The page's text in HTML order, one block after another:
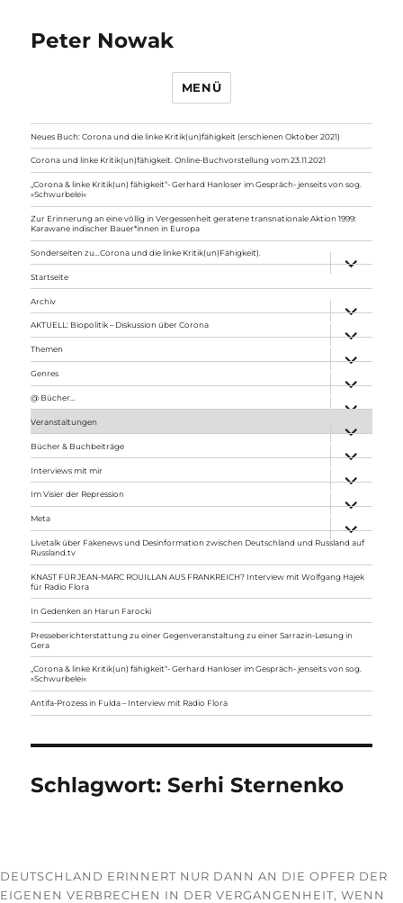
Peter Nowak
MENÜ
Neues Buch: Corona und die linke Kritik(un)fähigkeit (erschienen Oktober 2021)
Corona und linke Kritik(un)fähigkeit. Online-Buchvorstellung vom 23.11.2021
„Corona & linke Kritik(un) fähigkeit“- Gerhard Hanloser im Gespräch- jenseits von sog.
»Schwurbelei«
Zur Erinnerung an eine völlig in Vergessenheit geratene transnationale Aktion 1999:
Karawane indischer Bauer*innen in Europa
Sonderseiten zu…Corona und die linke Kritik(un)Fähigkeit).
anzeigen
Startseite
Archiv
anzeigen
AKTUELL: Biopolitik – Diskussion über Corona
anzeigen
Themen
anzeigen
Genres
anzeigen
@ Bücher…
Veranstaltungen
anzeigen
Bücher & Buchbeiträge
anzeigen
Interviews mit mir
anzeigen
Im Visier der Repression
anzeigen
Meta
anzeigen
Livetalk über Fakenews und Desinformation zwischen Deutschland und Russland auf
Russland.tv
KNAST FÜR JEAN-MARC ROUILLAN AUS FRANKREICH? Interview mit Wolfgang Hajek
für Radio Flora
In Gedenken an Harun Farocki
Presseberichterstattung zu einer Gegenveranstaltung zu einer Sarrazin-Lesung in
Gera
„Corona & linke Kritik(un) fähigkeit“- Gerhard Hanloser im Gespräch- jenseits von sog.
»Schwurbelei«
Antifa-Prozess in Fulda – Interview mit Radio Flora
Schlagwort:Serhi Sternenko
DEUTSCHLAND ERINNERT NUR DANN AN DIE OPFER DER
EIGENEN VERBRECHEN IN DER VERGANGENHEIT, WENN